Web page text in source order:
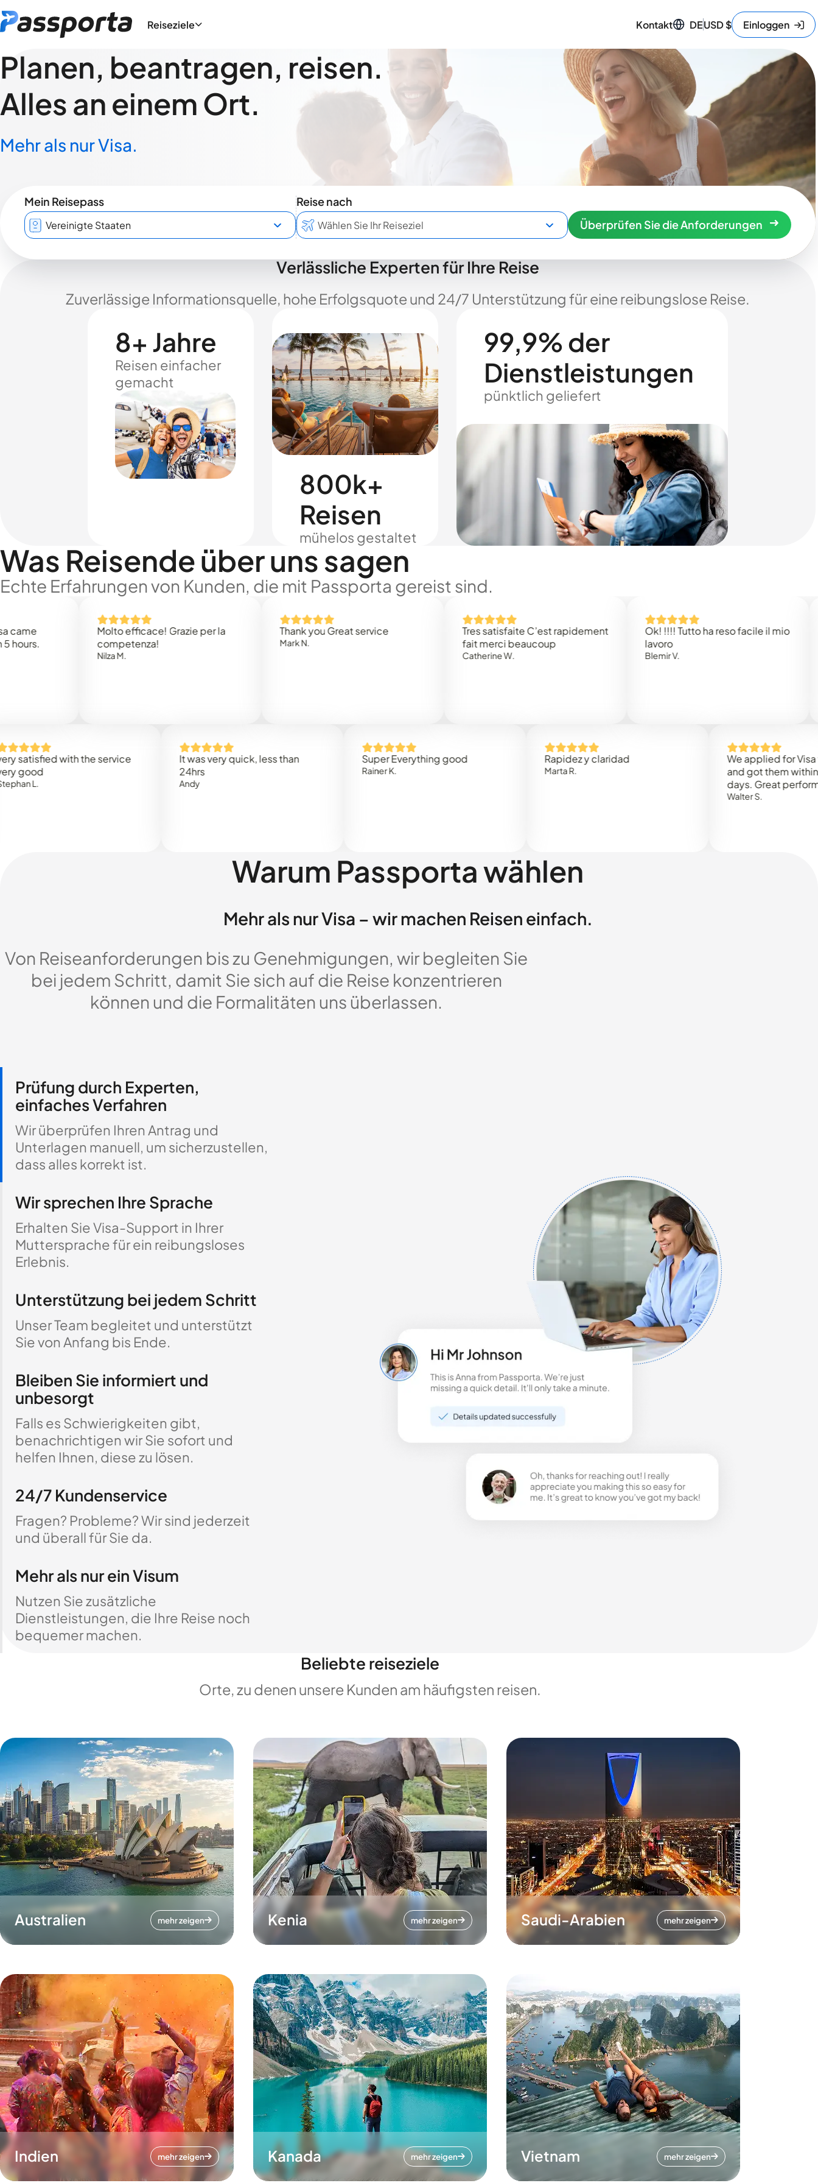
Reiseziele Kontakt DEUSD$ Einloggen
Planen, beantragen, reisen.
Alles an einem Ort.
Mehr als nur Visa.
Mein Reisepass
Reise nach
Überprüfen Sie die Anforderungen
Verlässliche Experten für Ihre Reise
Zuverlässige Informationsquelle, hohe Erfolgsquote und 24/7 Unterstützung für eine reibungslose Reise.
8+ Jahre
Reisen einfacher
gemacht
800k+
Reisen
mühelos gestaltet
99,9% der
Dienstleistungen
pünktlich geliefert
Was Reisende über uns sagen
Echte Erfahrungen von Kunden, die mit Passporta gereist sind.
Molto efficace! Grazie per la
competenza!
Thank you Great service
Tres satisfaite C’est rapidement
fait merci beaucoup
Catherine W.
Ok! !!!! Tutto ha reso facile il mio
Blemir V.
with the service
It was very quick, less than
Super Everything good
Rainer K.
Rapidez y claridad
We applied for Visa to
and got them within 3
days. Great performance!
Walter S.
Warum Passporta wählen
Mehr als nur Visa – wir machen Reisen einfach.
Von Reiseanforderungen bis zu Genehmigungen, wir begleiten Sie
bei jedem Schritt, damit Sie sich auf die Reise konzentrieren
können und die Formalitäten uns überlassen.
Prüfung durch Experten,
einfaches Verfahren
Wir überprüfen Ihren Antrag und
Unterlagen manuell, um sicherzustellen,
dass alles korrekt ist.
Wir sprechen Ihre Sprache
Erhalten Sie Visa-Support in Ihrer
Muttersprache für ein reibungsloses
Erlebnis.
Unterstützung bei jedem Schritt
Unser Team begleitet und unterstützt
Sie von Anfang bis Ende.
Bleiben Sie informiert und
unbesorgt
Falls es Schwierigkeiten gibt,
benachrichtigen wir Sie sofort und
helfen Ihnen, diese zu lösen.
24/7 Kundenservice
Fragen? Probleme? Wir sind jederzeit
und überall für Sie da.
Mehr als nur ein Visum
Nutzen Sie zusätzliche
Dienstleistungen, die Ihre Reise noch
bequemer machen.
Beliebte reiseziele
Orte, zu denen unsere Kunden am häufigsten reisen.
Australien mehr zeigen Kenia mehr zeigen Saudi-Arabien mehr zeigen
Indien mehr zeigen Kanada mehr zeigen Vietnam mehr zeigen